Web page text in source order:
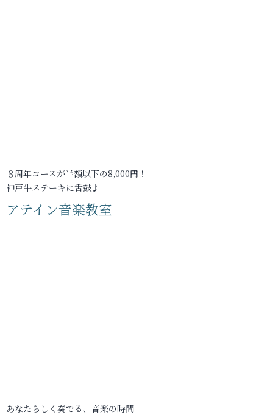
８周年コースが半額以下の8,000円！
神戸牛ステーキに舌鼓♪
アテイン音楽教室
あなたらしく奏でる、音楽の時間